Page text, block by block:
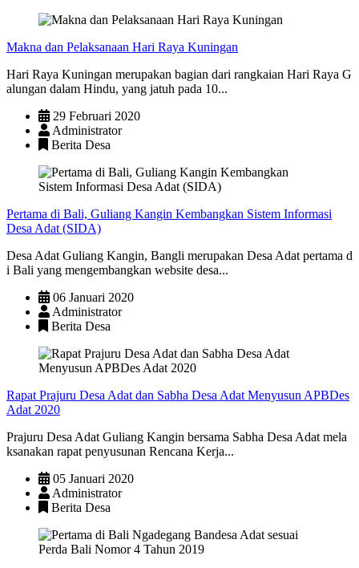
Makna dan Pelaksanaan Hari Raya Kuningan
Hari Raya Kuningan merupakan bagian dari rangkaian Hari Raya G
alungan dalam Hindu, yang jatuh pada 10...
29 Februari 2020
Administrator
Berita Desa
Pertama di Bali, Guliang Kangin Kembangkan Sistem Informasi
Desa Adat (SIDA)
Desa Adat Guliang Kangin, Bangli merupakan Desa Adat pertama d
i Bali yang mengembangkan website desa...
06 Januari 2020
Administrator
Berita Desa
Rapat Prajuru Desa Adat dan Sabha Desa Adat Menyusun APBDes
Adat 2020
Prajuru Desa Adat Guliang Kangin bersama Sabha Desa Adat mela
ksanakan rapat penyusunan Rencana Kerja...
05 Januari 2020
Administrator
Berita Desa